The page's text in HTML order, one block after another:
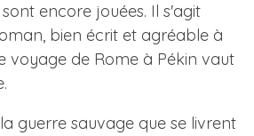
encore jouées. Il s'agit
bien écrit et agréable à
voyage de Rome à Pékin vaut
guerre sauvage que se livrent